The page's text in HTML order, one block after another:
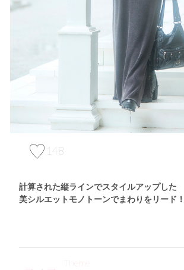
148
計算された縦ラインでスタイルアップした
美シルエットモノトーンでまわりをリード！
Theme